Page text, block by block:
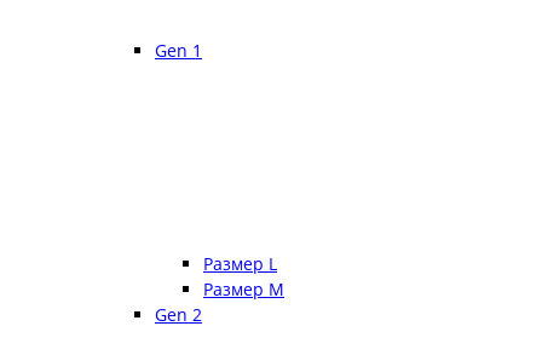
Gen 1
Размер L
Размер М
Gen 2